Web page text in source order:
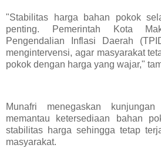
"Stabilitas harga bahan pokok
penting. Pemerintah Kota
Pengendalian Inflasi Daerah
mengintervensi, agar masyarakat
pokok dengan harga yang wajar,"
Munafri menegaskan
memantau ketersediaan bahan
stabilitas harga sehingga tetap
masyarakat.